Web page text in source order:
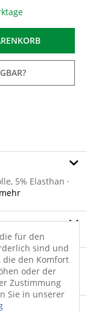
5% Elasthan ·
mehr
für den
sind und
die den Komfort
oder der
Zustimmung
Sie in unserer